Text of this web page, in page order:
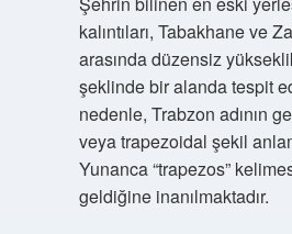
kalıntıları, Tabakhane ve
arasında düzensiz
şeklinde bir alanda tespit
nedenle, Trabzon adının
veya trapezoidal şekil
Yunanca “trapezos”
geldiğine inanılmaktadır.